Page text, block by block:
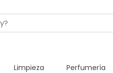
Limpieza Perfumería